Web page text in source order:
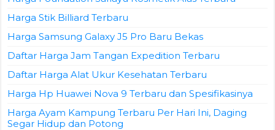
Harga Stik Billiard Terbaru
Harga Samsung Galaxy J5 Pro Baru Bekas
Daftar Harga Jam Tangan Expedition Terbaru
Daftar Harga Alat Ukur Kesehatan Terbaru
Harga Hp Huawei Nova 9 Terbaru dan Spesifikasinya
Harga Ayam Kampung Terbaru Per Hari Ini, Daging
Segar Hidup dan Potong